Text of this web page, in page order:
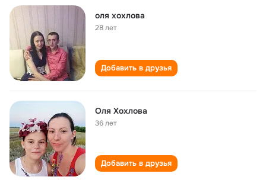
оля хохлова
28 лет
Добавить в друзья
Оля Хохлова
36 лет
Добавить в друзья